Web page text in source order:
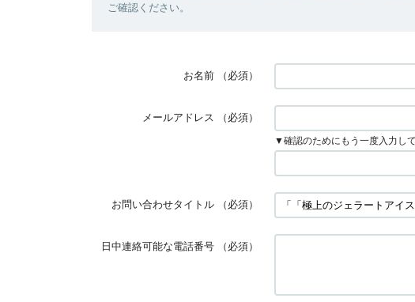
ご確認ください。
お名前 （必須）
メールアドレス （必須）
▼確認のためにもう一度入力して
お問い合わせタイトル （必須）
日中連絡可能な電話番号 （必須）